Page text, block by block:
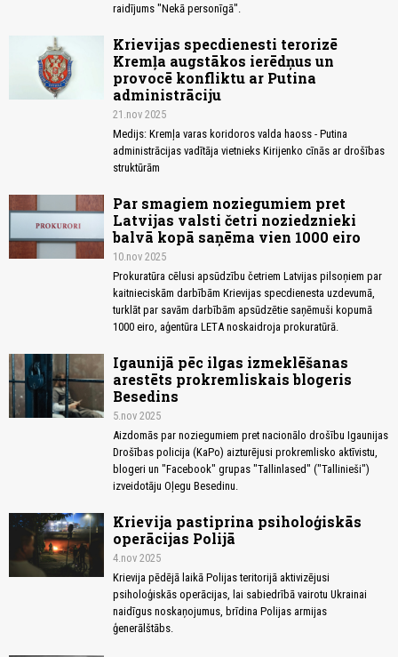
raidījums "Nekā personīgā".
Krievijas specdienesti terorizē
Kremļa augstākos ierēdņus un
provocē konfliktu ar Putina
administrāciju
21.nov 2025
Medijs: Kremļa varas koridoros valda haoss - Putina
administrācijas vadītāja vietnieks Kirijenko cīnās ar drošības
struktūrām
Par smagiem noziegumiem pret
Latvijas valsti četri noziedznieki
balvā kopā saņēma vien 1000 eiro
10.nov 2025
Prokuratūra cēlusi apsūdzību četriem Latvijas pilsoņiem par
kaitnieciskām darbībām Krievijas specdienesta uzdevumā,
turklāt par savām darbībām apsūdzētie saņēmuši kopumā
1000 eiro, aģentūra LETA noskaidroja prokuratūrā.
Igaunijā pēc ilgas izmeklēšanas
arestēts prokremliskais blogeris
Besedins
5.nov 2025
Aizdomās par noziegumiem pret nacionālo drošību Igaunijas
Drošības policija (KaPo) aizturējusi prokremlisko aktīvistu,
blogeri un "Facebook" grupas "Tallinlased" ("Tallinieši")
izveidotāju Oļegu Besedinu.
Krievija pastiprina psiholoģiskās
operācijas Polijā
4.nov 2025
Krievija pēdējā laikā Polijas teritorijā aktivizējusi
psiholoģiskās operācijas, lai sabiedrībā vairotu Ukrainai
naidīgus noskaņojumus, brīdina Polijas armijas
ģenerālštābs.